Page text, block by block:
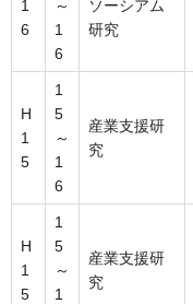
1
6
～
1
6
ソーシアム
研究
H
1
5
1
5
～
1
6
産業支援研
究
H
1
5
1
5
～
1
産業支援研
究